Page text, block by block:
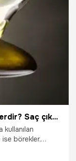
Zeytinyağının saça faydaları nelerdir? Saç çıkartır mı?
ise börekler,